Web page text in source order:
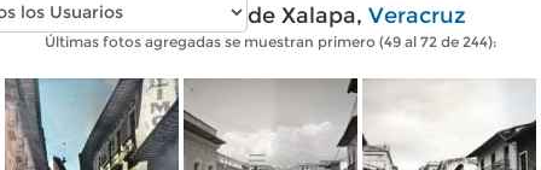
Fotos antiguas de Xalapa, Veracruz
Últimas fotos agregadas se muestran primero (49 al 72 de 244):